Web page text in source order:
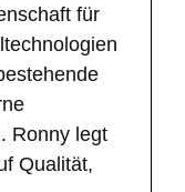
für
Ronny legt
Qualität,